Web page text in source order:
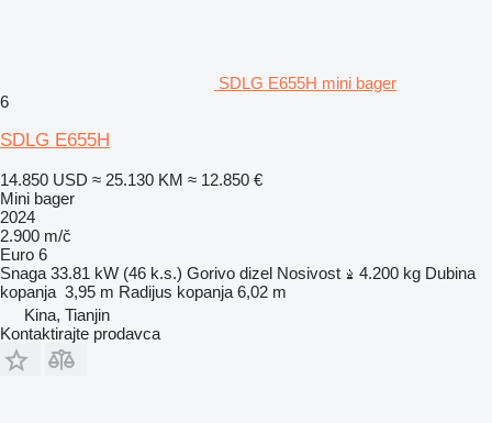
SDLG E655H mini bager
6
SDLG E655H
14.850 USD ≈ 25.130 KM ≈ 12.850 €
Mini bager
2024
2.900 m/č
Euro 6
Snaga 33.81 kW (46 k.s.) Gorivo dizel Nosivost 4.200 kg Dubina
kopanja 3,95 m Radijus kopanja 6,02 m
Kina, Tianjin
Kontaktirajte prodavca